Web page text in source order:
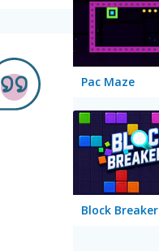
Pac Maze
Block Breaker